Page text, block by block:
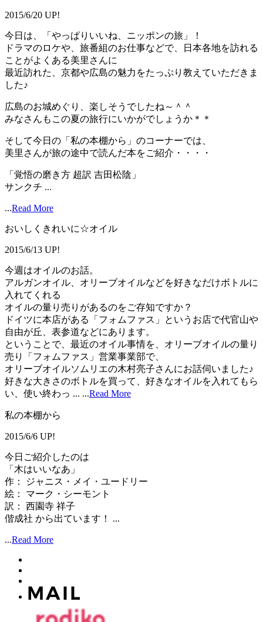
2015/6/20 UP!
今日は、「やっぱりいいね、ニッポンの旅」！
ドラマのロケや、旅番組のお仕事などで、日本各地を訪れる
ことがよくある美里さんに
最近訪れた、京都や広島の魅力をたっぷり教えていただきま
した♪
広島のお城めぐり、楽しそうでしたね～＾＾
みなさんもこの夏の旅行にいかがでしょうか＊＊
そして今日の「私の本棚から」のコーナーでは、
美里さんが旅の途中で読んだ本をご紹介・・・・
「覚悟の磨き方 超訳 吉田松陰」
サンクチ ...
...Read More
おいしくきれいに☆オイル
2015/6/13 UP!
今週はオイルのお話。
アルガンオイル、オリーブオイルなどを好きなだけボトルに
入れてくれる
オイルの量り売りがあるのをご存知ですか？
ドイツに本店がある「フォムファス」というお店で代官山や
自由が丘、表参道などにあります。
ということで、最近のオイル事情を、オリーブオイルの量り
売り「フォムファス」営業事業部で、
オリーブオイルソムリエの木村亮子さんにお話伺いました♪
好きな大きさのボトルを買って、好きなオイルを入れてもら
い、使い終わっ ... ...Read More
私の本棚から
2015/6/6 UP!
今日ご紹介したのは
「木はいいなあ」
作： ジャニス・メイ・ユードリー
絵： マーク・シーモント
訳： 西園寺 祥子
偕成社 から出ています！ ...
...Read More